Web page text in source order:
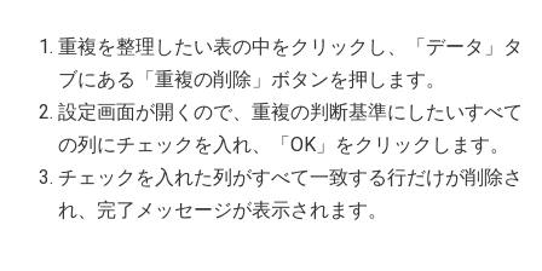
重複を整理したい表の中をクリックし、「データ」タ
ブにある「重複の削除」ボタンを押します。
設定画面が開くので、重複の判断基準にしたいすべて
の列にチェックを入れ、「OK」をクリックします。
チェックを入れた列がすべて一致する行だけが削除さ
れ、完了メッセージが表示されます。